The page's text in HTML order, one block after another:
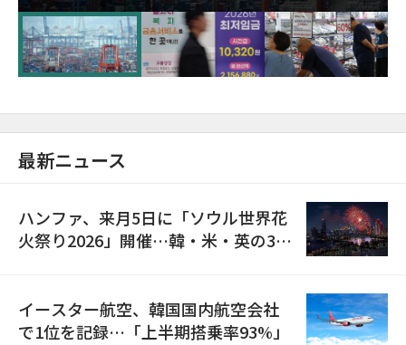
が初の1000億ドル突破
最新ニュース
ハンファ、来月5日に「ソウル世界花
火祭り2026」開催…韓・米・英の3カ
イースター航空、韓国国内航空会社
で1位を記録…「上半期搭乗率93%」